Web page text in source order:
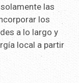
las
los
a lo largo y
local a partir